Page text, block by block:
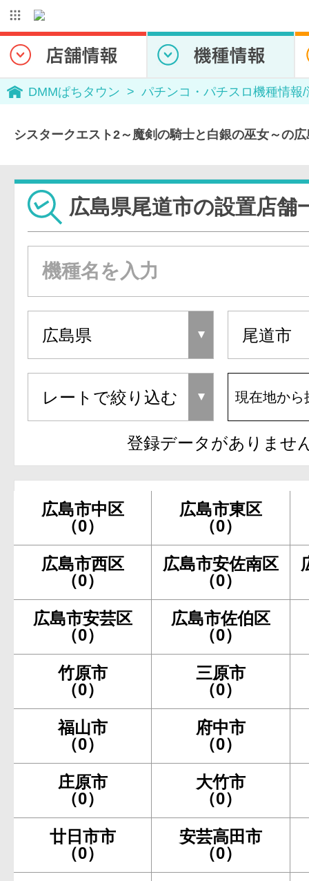
DMMぱちタウン パチンコ・パチスロ機種情報
シスタークエスト2～魔剣の騎士と白銀の巫女～の
広島県尾道市の設置店舗
現在地から
登録データがありませ
広島市中区
（0）
広島市東区
（0）
広島市西区
（0）
広島市安佐南区
（0）
広島市安芸区
（0）
広島市佐伯区
（0）
竹原市
（0）
三原市
（0）
福山市
（0）
府中市
（0）
庄原市
（0）
大竹市
（0）
廿日市市
（0）
安芸高田市
（0）